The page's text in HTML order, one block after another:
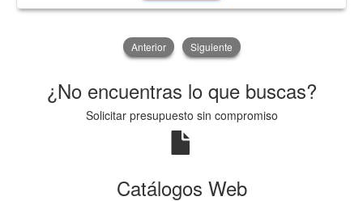
Anterior Siguiente
¿No encuentras lo que buscas?
Solicitar presupuesto sin compromiso
Catálogos Web